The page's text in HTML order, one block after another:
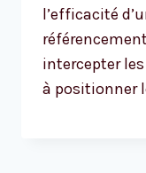
l’efficacité
intercepter
à positionner